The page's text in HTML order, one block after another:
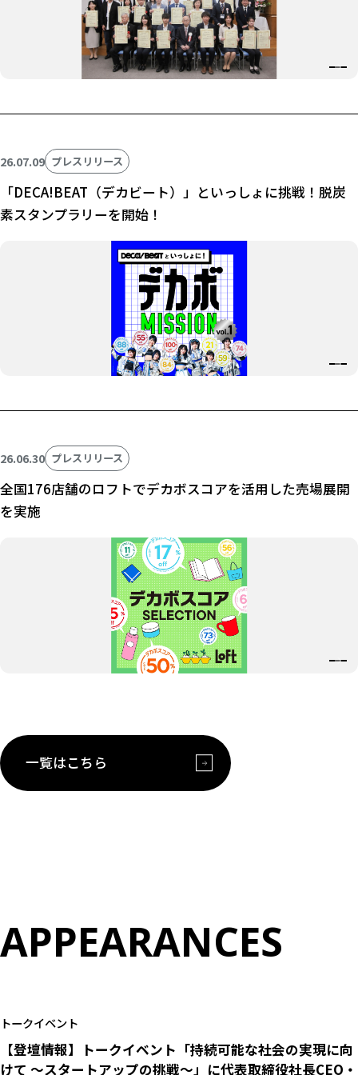
26.07.09 プレスリリース
「DECA!BEAT（デカビート）」といっしょに挑戦！脱炭
素スタンプラリーを開始！
26.06.30 プレスリリース
全国176店舗のロフトでデカボスコアを活用した売場展開
を実施
一覧はこちら
APPEARANCES
トークイベント
【登壇情報】トークイベント「持続可能な社会の実現に向
けて ～スタートアップの挑戦～」に代表取締役社長CEO・